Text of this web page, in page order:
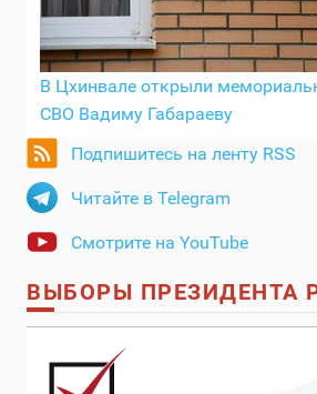
В Цхинвале открыли
СВО Вадиму Габараеву
Подпишитесь на ленту RSS
Читайте в Telegram
Смотрите на YouTube
ВЫБОРЫ ПРЕЗИДЕНТА